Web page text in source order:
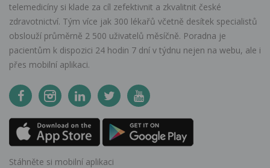
telemedicíny si klade za cíl zefektivnit a zkvalitnit české
zdravotnictví. Tým více jak 300 lékařů včetně desítek specialistů
obslouží průměrně 2 500 uživatelů měsíčně. Poradna je
pacientům k dispozici 24 hodin 7 dní v týdnu nejen na webu, ale i
přes mobilní aplikaci.
Stáhněte si mobilní aplikaci